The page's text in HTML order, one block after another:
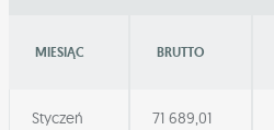
MIESIĄC BRUTTO
Styczeń 71 689,01